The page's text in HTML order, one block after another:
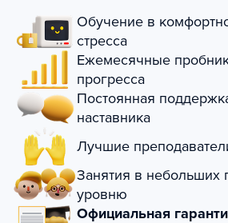
Обучение в
стресса
Ежемесячные
прогресса
Постоянная
наставника
Лучшие
Занятия в небольших
уровню
Официальная